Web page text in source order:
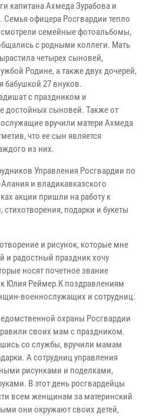
капитана Ахмеда Зурабова и
офицера Росгвардии тепло
семейные фотоальбомы,
с родными коллеги. Мать
четырех сыновей,
Родине, а также двух дочерей,
бабушкой 27 внуков.
с праздником и
достойных сыновей. Также от
вручили матери Ахмеда
что ее сын является
из них.
Управления Росгвардии по
и владикавказского
акции пришли на работу к
подарки и букеты
и рисунок, которые мне
и радостный праздник хочу
носят почетное звание
Юлия Реймер.К поздравлениям
военнослужащих и сотрудниц.
охраны Росгвардии
своих мам с праздником.
со службы, вручили мамам
А сотрудниц управления
рисунками и поделками,
В этот день росгвардейцы
всем женщинам за материнский
они окружают своих детей,